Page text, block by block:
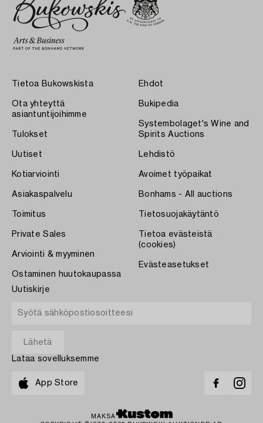
Tietoa Bukowskista
Ota yhteyttä
asiantuntijoihimme
Tulokset
Uutiset
Kotiarviointi
Asiakaspalvelu
Toimitus
Private Sales
Arviointi & myyminen
Ostaminen huutokaupassa
Ehdot
Bukipedia
Systembolaget's Wine and
Spirits Auctions
Lehdistö
Avoimet työpaikat
Bonhams - All auctions
Tietosuojakäytäntö
Tietoa evästeistä
(cookies)
Evästeasetukset
Uutiskirje
Lataa sovelluksemme
App Store
MAKSA